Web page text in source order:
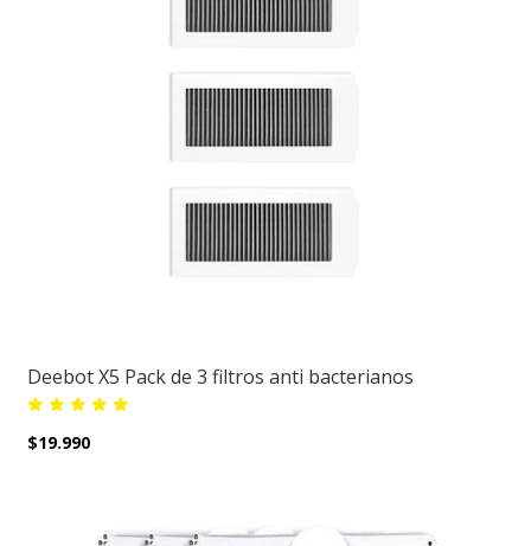
Deebot X5 Pack de 3 filtros anti bacterianos
$19.990